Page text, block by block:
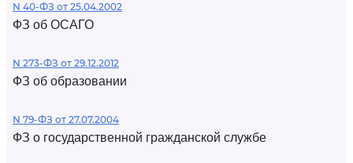
N 40-ФЗ от 25.04.2002
ФЗ об ОСАГО
N 273-ФЗ от 29.12.2012
ФЗ об образовании
N 79-ФЗ от 27.07.2004
ФЗ о государственной гражданской службе